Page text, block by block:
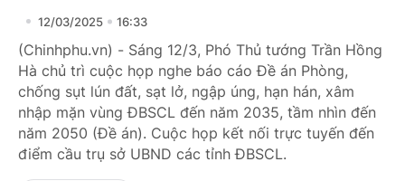
12/03/2025 16:33
(Chinhphu.vn) - Sáng 12/3, Phó Thủ tướng Trần Hồng
Hà chủ trì cuộc họp nghe báo cáo Đề án Phòng,
chống sụt lún đất, sạt lở, ngập úng, hạn hán, xâm
nhập mặn vùng ĐBSCL đến năm 2035, tầm nhìn đến
năm 2050 (Đề án). Cuộc họp kết nối trực tuyến đến
điểm cầu trụ sở UBND các tỉnh ĐBSCL.